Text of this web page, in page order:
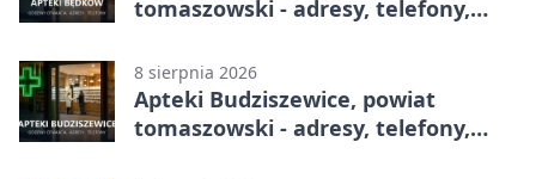
tomaszowski - adresy, telefony,
8 sierpnia 2026
Apteki Budziszewice, powiat
tomaszowski - adresy, telefony,